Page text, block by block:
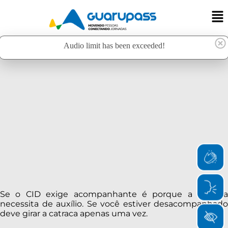
Se o CID exige acompanhante é porque a doença
necessita de auxílio. Se você estiver desacompanhado
deve girar a catraca apenas uma vez.
Audio limit has been exceeded!